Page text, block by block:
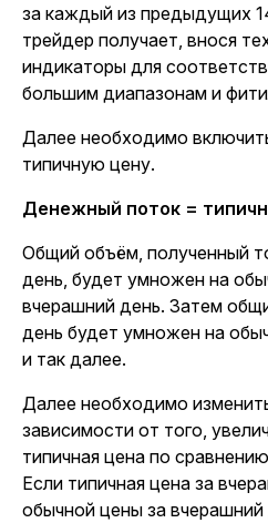
за каждый из предыдущих
трейдер получает, внося
индикаторы для
большим диапазонам и
Далее необходимо
типичную цену.
Денежный поток =
Общий объём, полученный
день, будет умножен на
вчерашний день. Затем
день будет умножен на
и так далее.
Далее необходимо
зависимости от того,
типичная цена по
Если типичная цена за
обычной цены за